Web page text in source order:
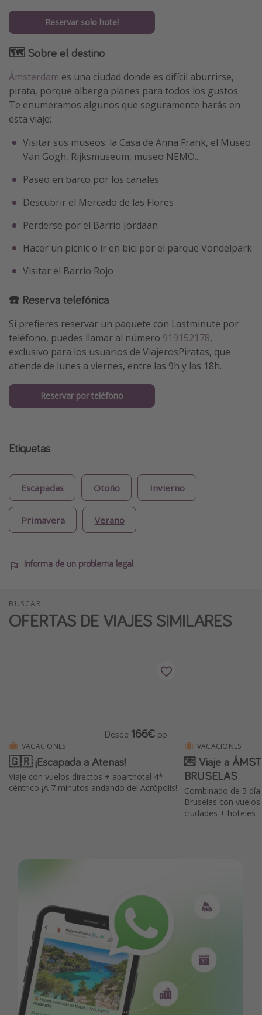
Reservar solo hotel
🗺 Sobre el destino
Ámsterdam es una ciudad donde es difícil aburrirse,
pirata, porque alberga planes para todos los gustos.
Te enumeramos algunos que seguramente harás en
esta viaje:
Visitar sus museos: la Casa de Anna Frank, el Museo
Van Gogh, Rijksmuseum, museo NEMO...
Paseo en barco por los canales
Descubrir el Mercado de las Flores
Perderse por el Barrio Jordaan
Hacer un picnic o ir en bici por el parque Vondelpark
Visitar el Barrio Rojo
☎️ Reserva telefónica
Si prefieres reservar un paquete con Lastminute por
teléfono, puedes llamar al número 919152178,
exclusivo para los usuarios de ViajerosPiratas, que
atiende de lunes a viernes, entre las 9h y las 18h.
Reservar por teléfono
Etiquetas
Escapadas Otoño Invierno
Primavera Verano
Informa de un problema legal
BUSCAR
OFERTAS DE VIAJES SIMILARES
VACACIONES
🇬🇷 ¡Escapada a Atenas!
Viaje con vuelos directos + aparthotel 4*
céntrico ¡A 7 minutos andando del Acrópolis!
Desde 166€ pp
VACACIONES
💌 Viaje a
BRUSELAS
Combinado de 5
Bruselas con
ciudades + hoteles